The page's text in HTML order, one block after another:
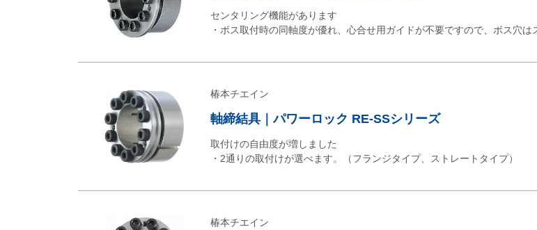
センタリング機能があります
・ボス取付時の同軸度が優れ、心合せ用ガイドが不要ですので、ボス穴
椿本チエイン
軸締結具｜パワーロック RE-SSシリーズ
取付けの自由度が増しました
・2通りの取付けが選べます。（フランジタイプ、ストレートタイプ）
椿本チエイン